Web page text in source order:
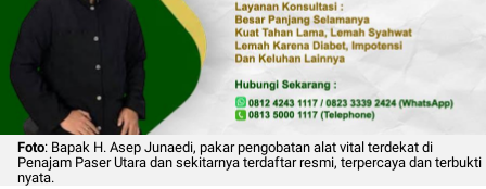
Foto: Bapak H. Asep Junaedi, pakar pengobatan alat vital terdekat di
Penajam Paser Utara dan sekitarnya terdaftar resmi, terpercaya dan terbukti
nyata.